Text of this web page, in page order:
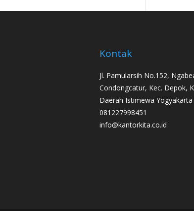
Kontak
Jl. Pamularsih No.152,
Condongcatur, Kec. Depok,
Daerah Istimewa Yogyakarta
081227998451
info@kantorkita.co.id